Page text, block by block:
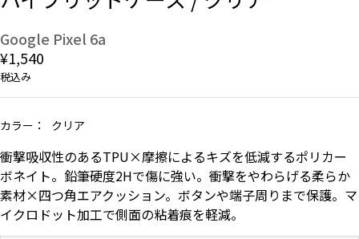
会社概要
お知らせ
お問い合わせ（一般の皆様）
お問い合わせ（企業様）
Google Pixel 6a
¥1,540
税込み
カラー： クリア
衝撃吸収性のあるTPU×摩擦によるキズを低減するポリカー
ボネイト。鉛筆硬度2Hで傷に強い。衝撃をやわらげる柔らか
素材×四つ角エアクッション。ボタンや端子周りまで保護。マ
イクロドット加工で側面の粘着痕を軽減。